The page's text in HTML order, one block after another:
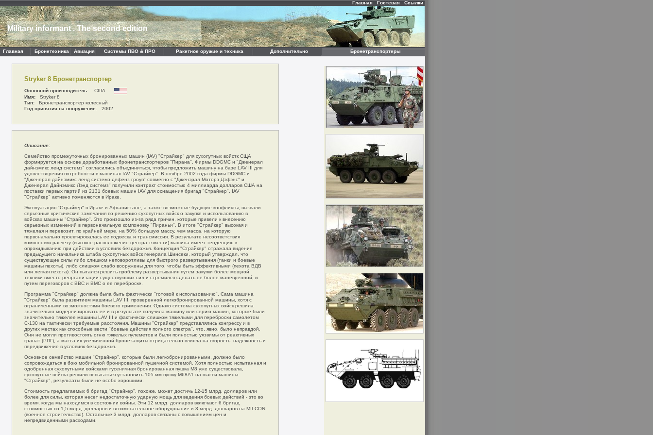
Главная Гостевая Ссылки
Military informant . The second edition
Главная Бронетехника Авиация Системы ПВО & ПРО Ракетное оружие и техника Дополнительно Бронетранспортеры
Stryker 8 Бронетранспортер
Основной производитель: США
Имя: Stryker 8
Тип: Бронетранспортер колесный
Год принятия на вооружение: 2002
Описание:
Семейство промежуточных бронированных машин (IAV) "Страйкер" для сухопутных войстк СЩА
формируется на основе доработанных бронетранспортеров "Пирана". Фирмы DDGMC и "Дженерал
дайнэмикс ленд системз" согласились объединиться, чтобы предложить машину на базе LAV III для
удовлетворения потребности в машинах IAV "Страйкер". В ноябре 2002 года фирмы DDGMC и
"Дженерал дайнэмикс ленд системз дефенз гроуп" совмегно с "Дженэрал Моторз Дэфэнс" и
Дженерал Дайнэмикс Лэнд системз" получили контракт стоимостью 4 миллиарда долларов США на
поставки первых партий из 2131 боевых машин IAV для оснащения бригад "Страйкер". IAV
"Страйкер" активно поменяются в Ираке.
Эксплуатация "Страйкер" в Ираке и Афганистане, а также возможные будущие конфликты, вызвали
серьезные критические замечания по решению сухопутных войск о закупке и использованию в
войсках машины "Страйкер". Это произошло из-за ряда причин, которые привели к внесению
серьезных изменений в первоначальную компоновку "Пираньи". В итоге "Страйкер" высокая и
тяжелая и перевозит, по крайней мере, на 50% большую массу, чем масса, на которую
первоначально проектировалась ее подвеска и трансмиссия. В результате несоответствия
компоновки расчету (высокое расположение центра тяжести) машина имеет тенденцию к
опрокидыванию при действии в условиях бездорожья. Концепция "Страйкер" отражала видение
предыдущего начальника штаба сухопутных войск генерала Шинсеки, который утверждал, что
существующие силы либо слишком неповоротливы для быстрого развертывания (танки и боевые
машины пехоты), либо слишком слабо вооружены для того, чтобы быть эффективными (пехота ВДВ
или легкая пехота). Он пытался решить проблему развертывания путем закупки более мощной
техники вместо реорганизации существующих сил и стремился сделать ее более маневренной, и
путем переговоров с ВВС и ВМС о ее переброске.
Программа "Страйкер" должна была быть фактически "готовой к использованию". Сама машина
"Страйкер" была развитием машины LAV III, проверенной легкобронированной машины, хотя с
ограниченными возможностями боевого применения. Однако система сухопутных войск решила
значительно модернизировать ее и в результате получила машину или серию машин, которые были
значительно тяжелее машины LAV III и фактически слишком тяжелыми для переброски самолетом
С-130 на тактически требуемые расстояния. Машины "Страйкер" представлялись конгрессу и в
других местах как способные вести "боевые действия полного спектра", что, явно, было неправдой.
Они не могли противостоять огню тяжелых пулеметов и были полностью уязвимы от реактивных
гранат (РПГ), а масса их увеличенной бронезащиты отрицательно влияла на скорость, надежность и
передвижение в условиях бездорожья.
Основное семейство машин "Страйкер", которые были легкобронированными, должно было
сопровождаться в бою мобильной бронированной пушечной системой. Хотя полностью испытанная и
одобренная сухопутными войсками гусеничная бронированная пушка М8 уже существовала,
сухопутные войска решили попытаться установить 105-мм пушку М68А1 на шасси машины
"Страйкер", результаты были не особо хорошими.
Стоимость предлагаемых 6 бригад "Страйкер", похоже, может достичь 12-15 млрд. долларов или
более для силы, которая несет недостаточную ударную мощь для ведения боевых действий - это во
время, когда мы находимся в состоянии войны. Эти 12 млрд. долларов включают 6 бригад
стоимостью по 1,5 млрд. долларов и вспомогательное оборудование и 3 млрд. долларов на MILCON
(военное строительство). Остальные 3 млрд. долларов связаны с повышением цен и
непредвиденными расходами.